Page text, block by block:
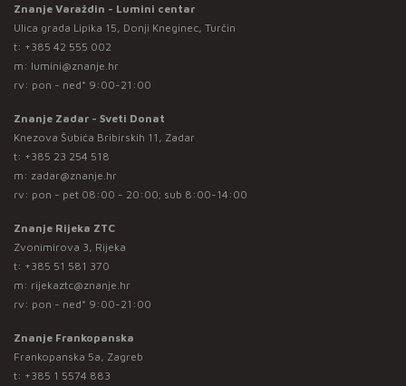
Znanje Varaždin - Lumini centar
Ulica grada Lipika 15, Donji Kneginec, Turčin
t: +385 42 555 002
m: lumini@znanje.hr
rv: pon - ned* 9:00-21:00
Znanje Zadar - Sveti Donat
Knezova Šubića Bribirskih 11, Zadar
t: +385 23 254 518
m: zadar@znanje.hr
rv: pon - pet 08:00 - 20:00; sub 8:00-14:00
Znanje Rijeka ZTC
Zvonimirova 3, Rijeka
t: +385 51 581 370
m: rijekaztc@znanje.hr
rv: pon - ned* 9:00-21:00
Znanje Frankopanska
Frankopanska 5a, Zagreb
t: +385 1 5574 883